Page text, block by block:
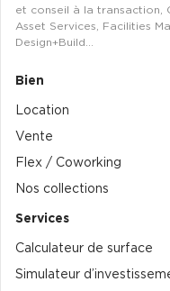
et conseil à la transaction,
Asset Services, Facilities
Design+Build…
Bien
Location
Vente
Flex / Coworking
Nos collections
Services
Calculateur de surface
Simulateur